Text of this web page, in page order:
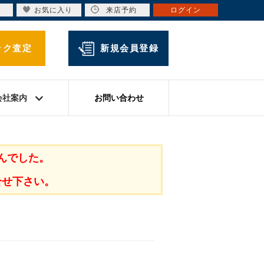
査定 新規会員登録
社案内 お問い合わせ
した。
下さい。
お気に入り 来店予約 ログイン